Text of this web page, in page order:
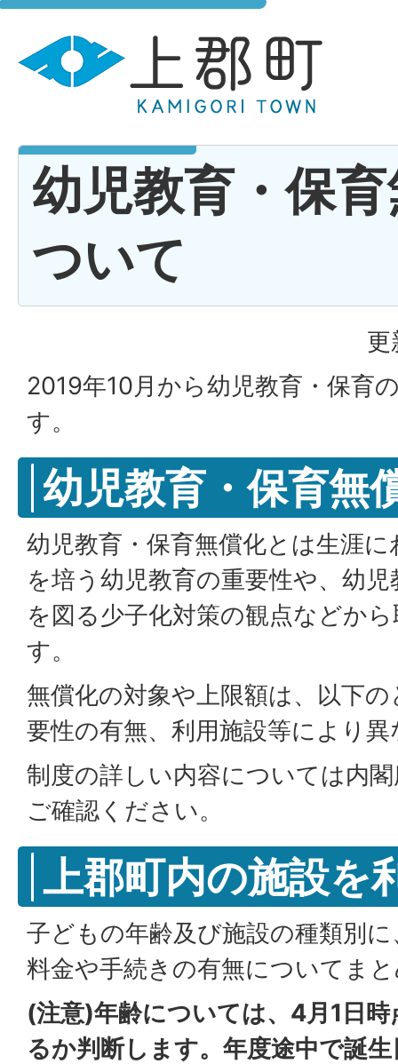
幼児教育・保
ついて
更
2019年10月から幼児教育・保育
す。
幼児教育・保育無
幼児教育・保育無償化とは生涯
を培う幼児教育の重要性や、幼
を図る少子化対策の観点などか
す。
無償化の対象や上限額は、以下
要性の有無、利用施設等により
制度の詳しい内容については内
ご確認ください。
上郡町内の施設を
子どもの年齢及び施設の種類別
料金や手続きの有無についてま
(注意)年齢については、4月1日
るか判断します。年度途中で誕